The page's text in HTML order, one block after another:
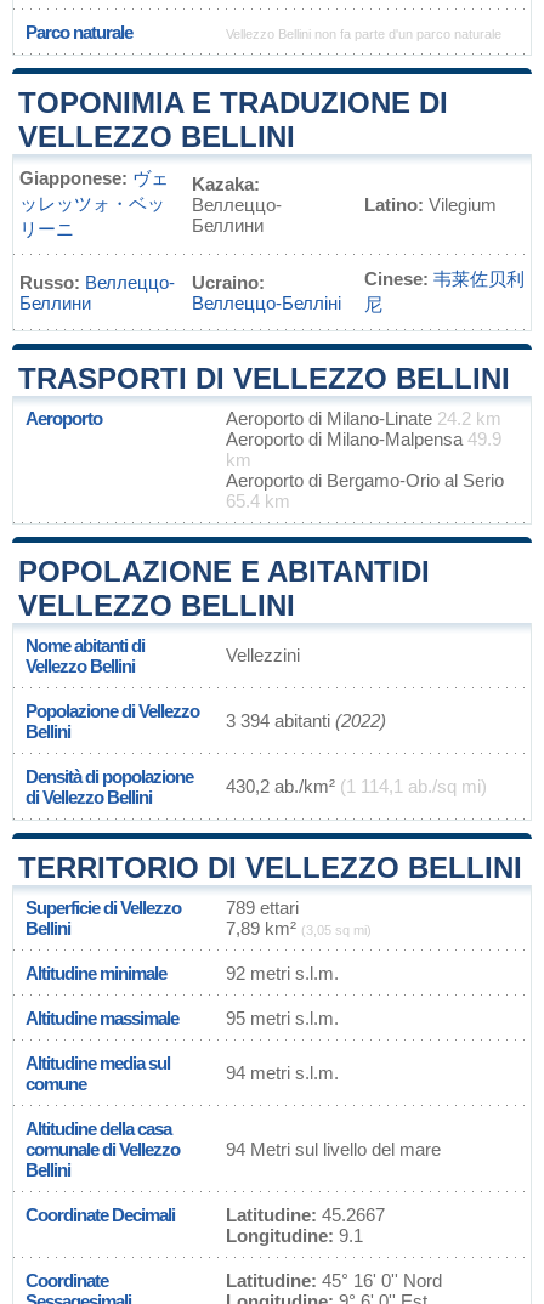
Parco naturale Vellezzo Bellini non fa parte d'un parco naturale
TOPONIMIA E TRADUZIONE DI
VELLEZZO BELLINI
Giapponese: ヴェ
ッレッツォ・ベッ
リーニ
Kazaka:
Веллеццо-
Беллини
Latino: Vilegium
Russo: Веллеццо-
Беллини
Ucraino:
Веллеццо-Белліні
Cinese: 韦莱佐贝利
尼
TRASPORTI DI VELLEZZO BELLINI
Aeroporto Aeroporto di Milano-Linate 24.2 km
Aeroporto di Milano-Malpensa 49.9
km
Aeroporto di Bergamo-Orio al Serio
65.4 km
POPOLAZIONE E ABITANTIDI
VELLEZZO BELLINI
Nome abitanti di
Vellezzo Bellini
Vellezzini
Popolazione di Vellezzo
Bellini
3 394 abitanti (2022)
Densità di popolazione
di Vellezzo Bellini
430,2 ab./km² (1 114,1 ab./sq mi)
TERRITORIO DI VELLEZZO BELLINI
Superficie di Vellezzo
Bellini
789 ettari
7,89 km² (3,05 sq mi)
Altitudine minimale 92 metri s.l.m.
Altitudine massimale 95 metri s.l.m.
Altitudine media sul
comune
94 metri s.l.m.
Altitudine della casa
comunale di Vellezzo
Bellini
94 Metri sul livello del mare
Coordinate Decimali Latitudine: 45.2667
Longitudine: 9.1
Coordinate
Latitudine: 45° 16' 0'' Nord